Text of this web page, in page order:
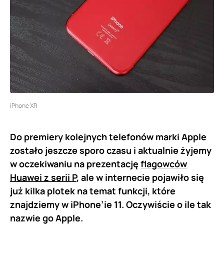
iPhone XR
Do premiery kolejnych telefonów marki Apple
zostało jeszcze sporo czasu i aktualnie żyjemy
w oczekiwaniu na prezentację flagowców
Huawei z serii P, ale w internecie pojawiło się
już kilka plotek na temat funkcji, które
znajdziemy w iPhone’ie 11. Oczywiście o ile tak
nazwie go Apple.